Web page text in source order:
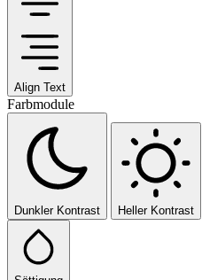
Align Text
Farbmodule
Dunkler Kontrast Heller Kontrast